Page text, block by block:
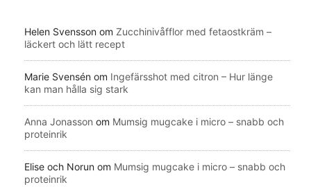
Helen Svensson om Zucchinivåfflor med fetaostkräm –
läckert och lätt recept
Marie Svensén om Ingefärsshot med citron – Hur länge
kan man hålla sig stark
Anna Jonasson om Mumsig mugcake i micro – snabb och
proteinrik
Elise och Norun om Mumsig mugcake i micro – snabb och
proteinrik